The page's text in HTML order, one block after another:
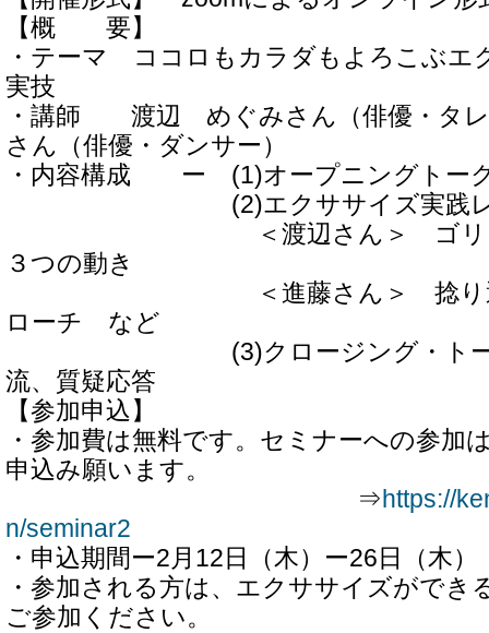
【概 要】
・テーマ ココロもカラダもよろこぶエ
実技
・講師 渡辺 めぐみさん（俳優・タ
さん（俳優・ダンサー）
・内容構成 ー (1)オープニングトー
(2)エクササイズ実践レ
＜渡辺さん＞ ゴリラス
３つの動き
＜進藤さん＞ 捻り運動、
ローチ など
(3)クロージング・トーク＆
流、質疑応答
【参加申込】
・参加費は無料です。セミナーへの参加
申込み願います。
⇒https://
n/seminar2
・申込期間ー2月12日（木）ー26日（木）
・参加される方は、エクササイズができ
ご参加ください。